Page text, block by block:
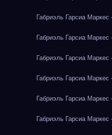
Габриэль Гарсиа
Габриэль Гарсиа
Габриэль Гарсиа
Габриэль Гарсиа
Габриэль Гарсиа
Габриэль Гарсиа